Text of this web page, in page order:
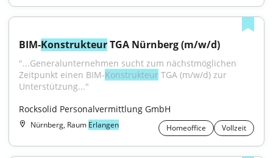
BIM-Konstrukteur TGA Nürnberg (m/w/d)
"...Generalunternehmen sucht zum nächstmöglichen
Zeitpunkt einen BIM-Konstrukteur TGA (m/w/d) zur
Unterstützung..."
Rocksolid Personalvermittlung GmbH
Nürnberg, Raum Erlangen Homeoffice Vollzeit